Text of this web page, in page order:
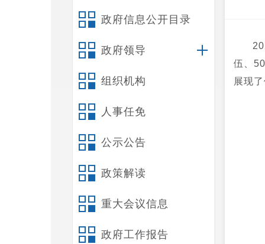
政府信息公开目录
政府领导
组织机构
人事任免
公示公告
政策解读
重大会议信息
政府工作报告
伍、
展现